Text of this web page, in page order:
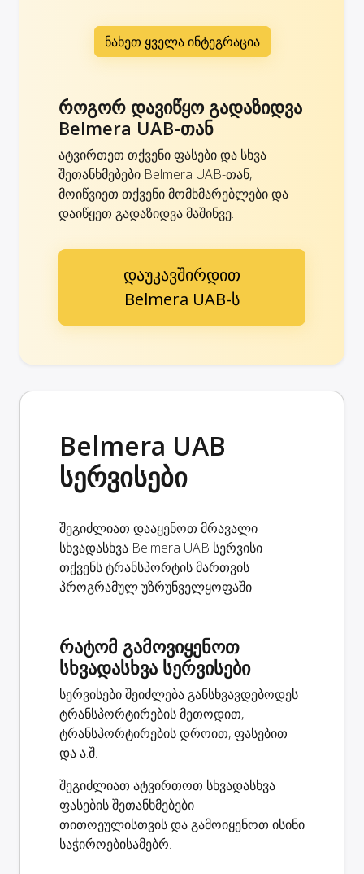
ნახეთ ყველა ინტეგრაცია
როგორ დავიწყო გადაზიდვა
Belmera UAB-თან
ატვირთეთ თქვენი ფასები და სხვა
შეთანხმებები Belmera UAB-თან,
მოიწვიეთ თქვენი მომხმარებლები და
დაიწყეთ გადაზიდვა მაშინვე.
დაუკავშირდით
Belmera UAB-ს
Belmera UAB
სერვისები
შეგიძლიათ დააყენოთ მრავალი
სხვადასხვა Belmera UAB სერვისი
თქვენს ტრანსპორტის მართვის
პროგრამულ უზრუნველყოფაში.
რატომ გამოვიყენოთ
სხვადასხვა სერვისები
სერვისები შეიძლება განსხვავდებოდეს
ტრანსპორტირების მეთოდით,
ტრანსპორტირების დროით, ფასებით
და ა.შ.
შეგიძლიათ ატვირთოთ სხვადასხვა
ფასების შეთანხმებები
თითოეულისთვის და გამოიყენოთ ისინი
საჭიროებისამებრ.